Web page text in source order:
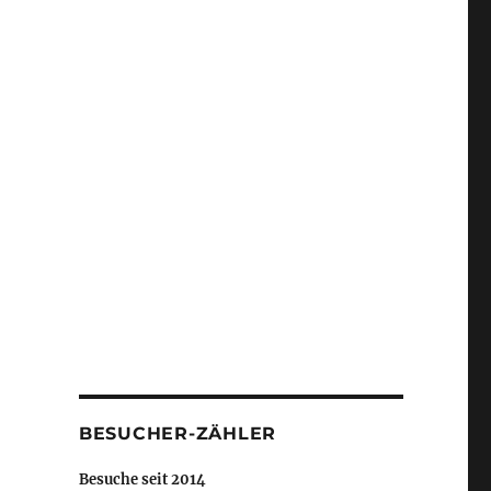
BESUCHER-ZÄHLER
Besuche seit 2014